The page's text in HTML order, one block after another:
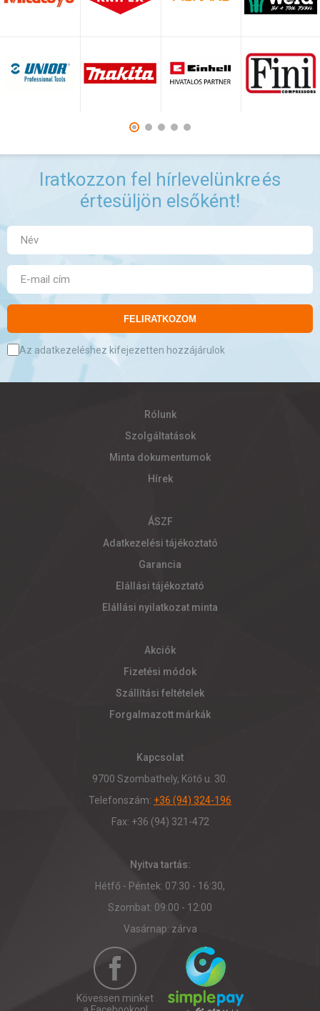
Iratkozzon fel hírlevelünkreés
értesüljön elsőként!
FELIRATKOZOM
Az adatkezeléshez kifejezetten hozzájárulok
Rólunk
Szolgáltatások
Minta dokumentumok
Hírek
ÁSZF
Adatkezelési tájékoztató
Garancia
Elállási tájékoztató
Elállási nyilatkozat minta
Akciók
Fizetési módok
Szállítási feltételek
Forgalmazott márkák
Kapcsolat
9700 Szombathely, Kötő u. 30.
Telefonszám: +36 (94) 324-196
Fax: +36 (94) 321-472
Nyitva tartás:
Hétfő - Péntek: 07:30 - 16:30,
Szombat: 09:00 - 12:00
Vasárnap: zárva
Kövessen minket